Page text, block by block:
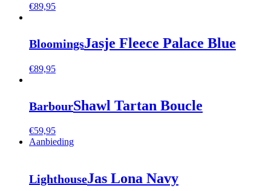
€89,95
BloomingsJasje Fleece Palace Blue
€89,95
BarbourShawl Tartan Boucle
€59,95
Aanbieding
LighthouseJas Lona Navy